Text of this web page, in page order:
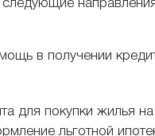
в получении
для покупки жилья
льготной